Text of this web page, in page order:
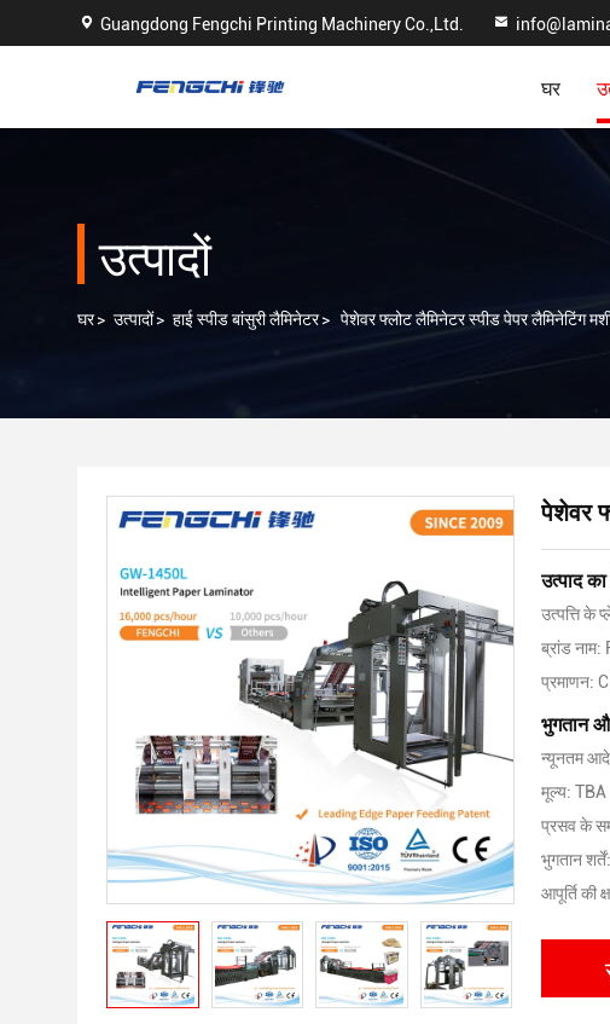
Guangdong Fengchi Printing Machinery Co.,Ltd.
घर
उत्पादों
घर> उत्पादों> हाई स्पीड बांसुरी लैमिनेटर> पेशेवर फ्लोट लैमिनेटर स्पीड पेपर लैमिनेटिंग
पेशेवर
उत्पाद
उत्पत्ति के
ब्रांड नाम:
प्रमाणन:
भुगतान
न्यूनतम
मूल्य: TBA
प्रसव के
भुगतान
आपूर्ति की